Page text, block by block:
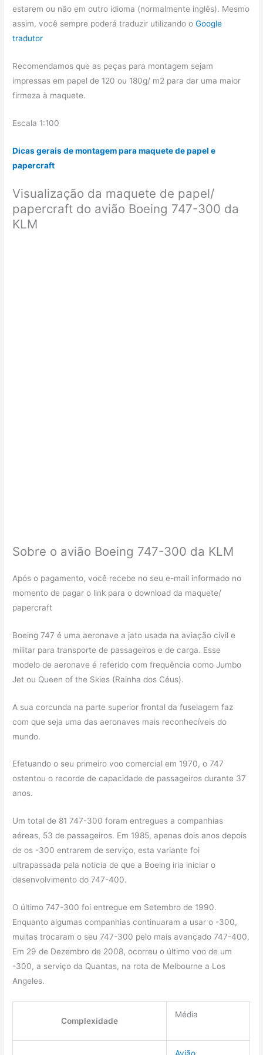
estarem ou não em outro idioma (normalmente inglês). Mesmo
assim, você sempre poderá traduzir utilizando oGoogle
tradutor
Recomendamos que as peças para montagem sejam
impressas em papel de 120 ou 180g/ m2 para dar uma maior
firmeza à maquete.
Escala 1:100
Dicas gerais de montagem para maquete de papel e
papercraft
Visualização da maquete de papel/
papercraft do avião Boeing 747-300 da
KLM
Sobre o avião Boeing 747-300 da KLM
Após o pagamento, você recebe no seu e-mail informado no
momento de pagar o link para o download da maquete/
papercraft
Boeing 747 é uma aeronave a jato usada na aviação civil e
militar para transporte de passageiros e de carga. Esse
modelo de aeronave é referido com frequência como Jumbo
Jet ou Queen of the Skies (Rainha dos Céus).
A sua corcunda na parte superior frontal da fuselagem faz
com que seja uma das aeronaves mais reconhecíveis do
mundo.
Efetuando o seu primeiro voo comercial em 1970, o 747
ostentou o recorde de capacidade de passageiros durante 37
anos.
Um total de 81 747-300 foram entregues a companhias
aéreas, 53 de passageiros. Em 1985, apenas dois anos depois
de os -300 entrarem de serviço, esta variante foi
ultrapassada pela noticia de que a Boeing iria iniciar o
desenvolvimento do 747-400.
O último 747-300 foi entregue em Setembro de 1990.
Enquanto algumas companhias continuaram a usar o -300,
muitas trocaram o seu 747-300 pelo mais avançado 747-400.
Em 29 de Dezembro de 2008, ocorreu o último voo de um
-300, a serviço da Quantas, na rota de Melbourne a Los
Angeles.
Complexidade
Média